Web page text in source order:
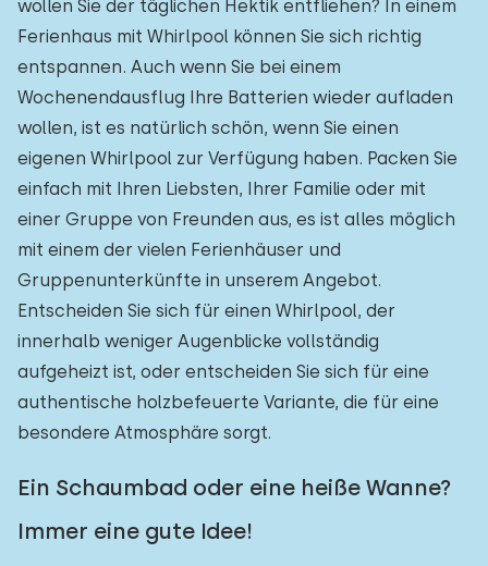
wollen Sie der täglichen Hektik entfliehen? In einem
Ferienhaus mit Whirlpool können Sie sich richtig
entspannen. Auch wenn Sie bei einem
Wochenendausflug Ihre Batterien wieder aufladen
wollen, ist es natürlich schön, wenn Sie einen
eigenen Whirlpool zur Verfügung haben. Packen Sie
einfach mit Ihren Liebsten, Ihrer Familie oder mit
einer Gruppe von Freunden aus, es ist alles möglich
mit einem der vielen Ferienhäuser und
Gruppenunterkünfte in unserem Angebot.
Entscheiden Sie sich für einen Whirlpool, der
innerhalb weniger Augenblicke vollständig
aufgeheizt ist, oder entscheiden Sie sich für eine
authentische holzbefeuerte Variante, die für eine
besondere Atmosphäre sorgt.
Ein Schaumbad oder eine heiße Wanne?
Immer eine gute Idee!